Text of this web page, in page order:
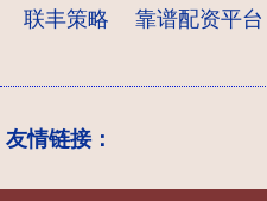
联丰策略 靠谱配资平台
友情链接：